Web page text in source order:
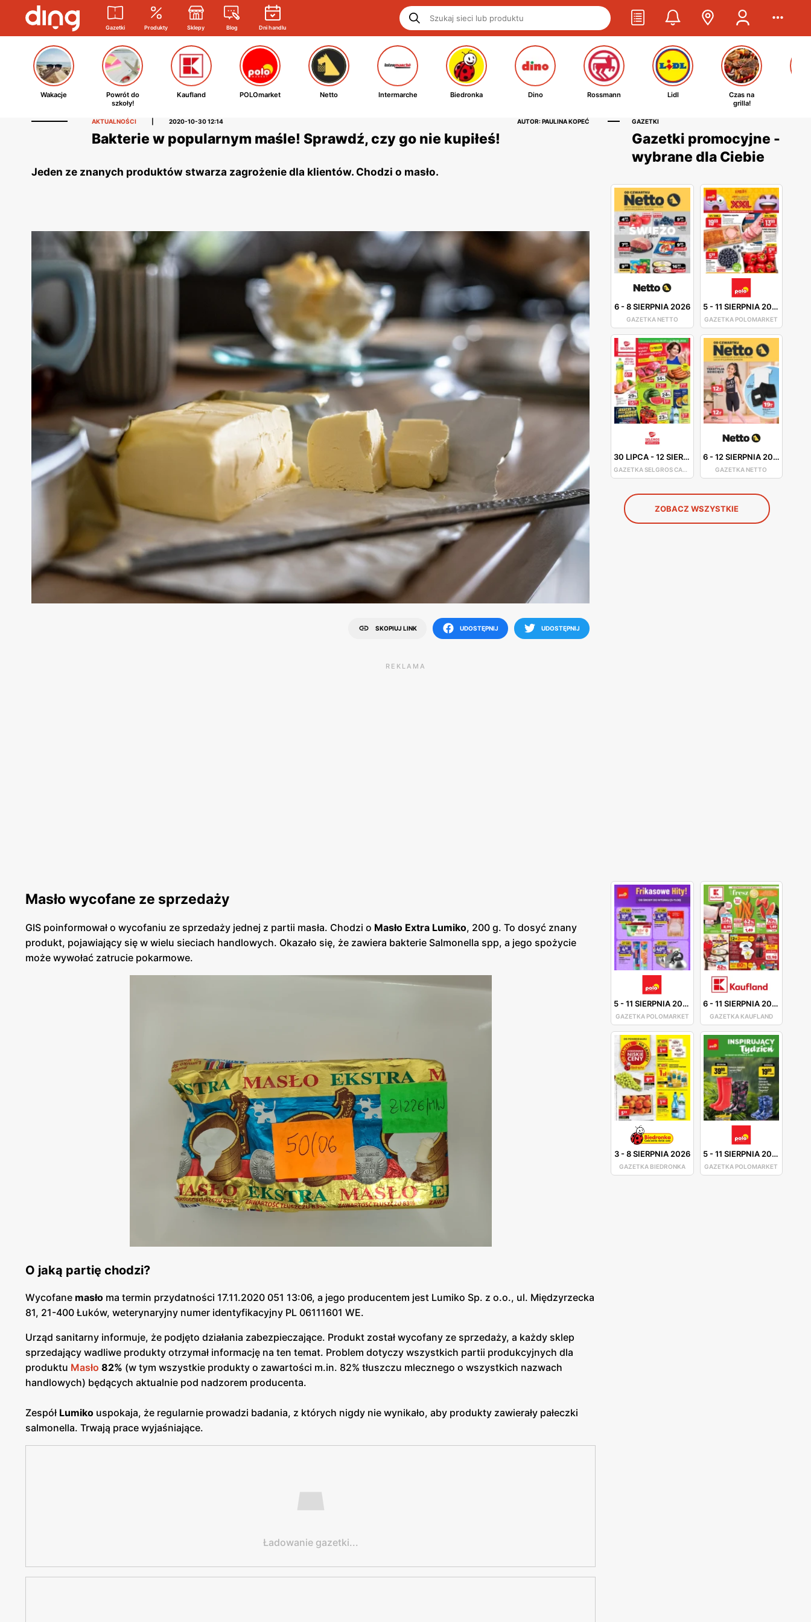
Gazetki Produkty Sklepy Blog Dni handlu
Wakacje
Powrót do
szkoły!
Kaufland POLOmarket Netto Intermarche Biedronka Dino Rossmann Lidl
Czas na
grilla!
AKTUALNOŚCI 2020-10-30 12:14 AUTOR: PAULINA KOPEĆ
Bakterie w popularnym maśle! Sprawdź, czy go nie kupiłeś!
Jeden ze znanych produktów stwarza zagrożenie dla klientów. Chodzi o masło.
SKOPIUJ LINK UDOSTĘPNIJ UDOSTĘPNIJ
GAZETKI
Gazetki promocyjne -
wybrane dla Ciebie
6-8 SIERPNIA 2026
GAZETKA NETTO
5-11 SIERPNIA 2026
GAZETKA POLOMARKET
30 LIPCA-12 SIERPNIA 2026
GAZETKA SELGROS CASH&CARRY
6-12 SIERPNIA 2026
GAZETKA NETTO
ZOBACZ WSZYSTKIE
5-11 SIERPNIA 2026
GAZETKA POLOMARKET
6-11 SIERPNIA 2026
GAZETKA KAUFLAND
3-8 SIERPNIA 2026
GAZETKA BIEDRONKA
5-11 SIERPNIA 2026
GAZETKA POLOMARKET
REKLAMA
Masło wycofane ze sprzedaży
GIS poinformował o wycofaniu ze sprzedaży jednej z partii masła. Chodzi o Masło Extra Lumiko, 200 g. To dosyć znany
produkt, pojawiający się w wielu sieciach handlowych. Okazało się, że zawiera bakterie Salmonella spp, a jego spożycie
może wywołać zatrucie pokarmowe.
O jaką partię chodzi?
Wycofane masło ma termin przydatności 17.11.2020 051 13:06, a jego producentem jest Lumiko Sp. z o.o., ul. Międzyrzecka
81, 21-400 Łuków, weterynaryjny numer identyfikacyjny PL 06111601 WE.
Urząd sanitarny informuje, że podjęto działania zabezpieczające. Produkt został wycofany ze sprzedaży, a każdy sklep
sprzedający wadliwe produkty otrzymał informację na ten temat. Problem dotyczy wszystkich partii produkcyjnych dla
produktu Masło 82% (w tym wszystkie produkty o zawartości m.in. 82% tłuszczu mlecznego o wszystkich nazwach
handlowych) będących aktualnie pod nadzorem producenta.
Zespół Lumiko uspokaja, że regularnie prowadzi badania, z których nigdy nie wynikało, aby produkty zawierały pałeczki
salmonella. Trwają prace wyjaśniające.
Ładowanie gazetki...